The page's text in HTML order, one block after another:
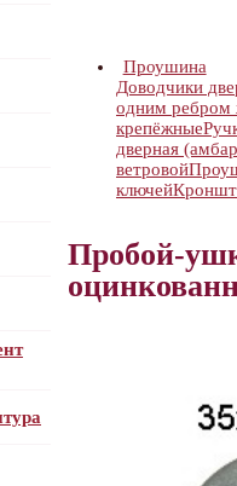
Проушина
Доводчики
одним ребром
крепёжные
дверная
ветровой
ключей
Пробой-